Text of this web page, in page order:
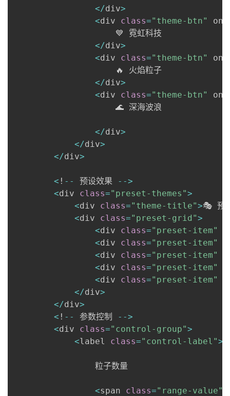
</div>
<div class="theme-btn"
                    💙 霓虹科技
</div>
<div class="theme-btn"
                    🔥 火焰粒子
</div>
<div class="theme-btn"
                    🌊 深海波浪
</div>
</div>
</div>
< ! - - 预设效果 - ->
<div class="preset-themes">
<div class="theme-title">🎭 预
<div class="preset-grid">
<div class="preset-item"
<div class="preset-item"
<div class="preset-item"
<div class="preset-item"
<div class="preset-item"
</div>
</div>
< ! - - 参数控制 - ->
<div class="control-group">
<label class="control-label">
                粒子数量
<span class="range-value"